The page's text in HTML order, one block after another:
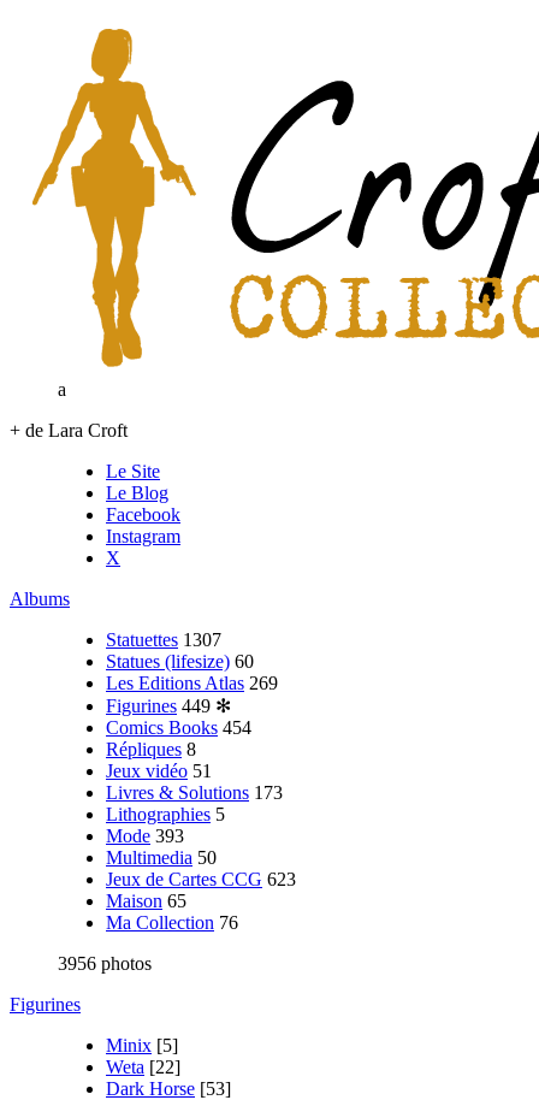
a
+ de Lara Croft
Le Site
Le Blog
Facebook
Instagram
X
Albums
Statuettes 1307
Statues (lifesize) 60
Les Editions Atlas 269
Figurines 449 ✻
Comics Books 454
Répliques 8
Jeux vidéo 51
Livres & Solutions 173
Lithographies 5
Mode 393
Multimedia 50
Jeux de Cartes CCG 623
Maison 65
Ma Collection 76
3956 photos
Figurines
Minix [5]
Weta [22]
Dark Horse [53]